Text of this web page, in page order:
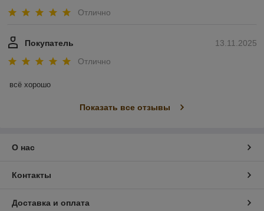
Отлично
13.11.2025
Покупатель
Отлично
всё хорошо
Показать все отзывы
О нас
Контакты
Доставка и оплата